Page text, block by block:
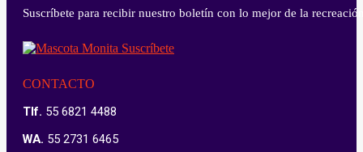
Suscríbete para recibir nuestro boletín con lo mejor de la
CONTACTO
Tlf. 55 6821 4488
WA. 55 2731 6465